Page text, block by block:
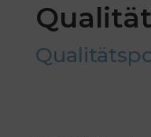
Qualität